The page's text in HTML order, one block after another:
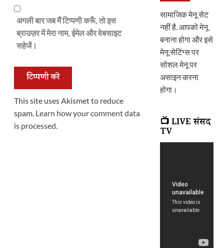
अगली बार जब मैं टिप्पणी करूँ, तो इस
ब्राउज़र में मेरा नाम, ईमेल और वेबसाइट
सहेजें।
This site uses Akismet to reduce
spam. Learn how your comment data
is processed.
सामाजिक मेनू सेट
नहीं है. आपको मेनू
बनाना होगा और इसे
मेनू सेटिंग्स पर
सोशल मेनू पर
असाइन करना
होगा।
📺 LIVE संसद
TV